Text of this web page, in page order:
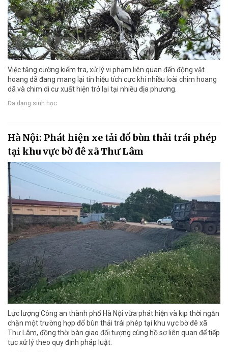
Việc tăng cường kiểm tra, xử lý vi phạm liên quan đến động vật
hoang dã đang mang lại tín hiệu tích cực khi nhiều loài chim hoang
dã và chim di cư xuất hiện trở lại tại nhiều địa phương.
Đa dạng sinh học
Hà Nội: Phát hiện xe tải đổ bùn thải trái phép
tại khu vực bờ đê xã Thư Lâm
Lực lượng Công an thành phố Hà Nội vừa phát hiện và kịp thời ngăn
chặn một trường hợp đổ bùn thải trái phép tại khu vực bờ đê xã
Thư Lâm, đồng thời bàn giao đối tượng cùng hồ sơ liên quan để tiếp
tục xử lý theo quy định pháp luật.